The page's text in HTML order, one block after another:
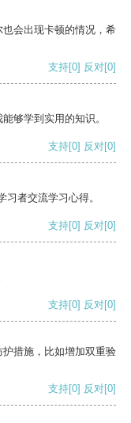
会出现卡顿的情况，希
支持[0] 反对[0]
够学到实用的知识。
支持[0] 反对[0]
者交流学习心得。
支持[0] 反对[0]
支持[0] 反对[0]
措施，比如增加双重验
支持[0] 反对[0]